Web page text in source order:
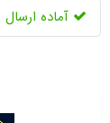
آماده ارسال